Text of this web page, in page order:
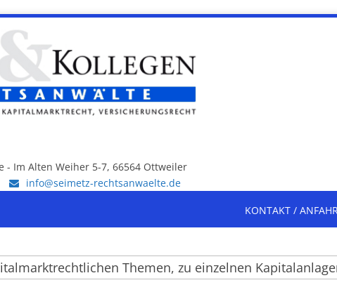
- Im Alten Weiher 5-7, 66564 Ottweiler
info@seimetz-rechtsanwaelte.de
KONTAKT /
Themen, zu einzelnen